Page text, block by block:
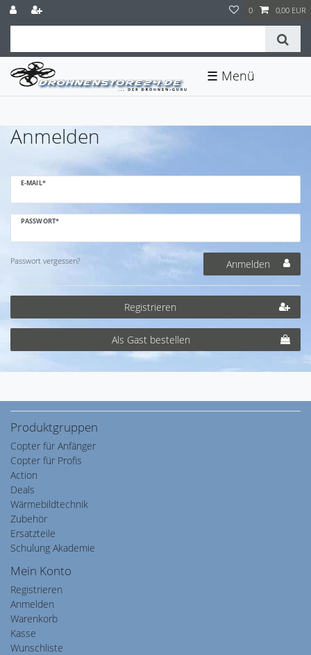
0 0,00 EUR
☰
Anmelden
E-MAIL*
PASSWORT*
Passwort vergessen? Anmelden
Registrieren
Als Gast bestellen
Produktgruppen
Copter für Anfänger
Copter für Profis
Action
Deals
Wärmebildtechnik
Zubehör
Ersatzteile
Schulung Akademie
Mein Konto
Registrieren
Anmelden
Warenkorb
Kasse
Wunschliste